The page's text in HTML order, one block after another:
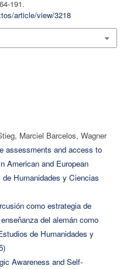
191.
article/view/3218
Marciel Barcelos, Wagner
assessments and access to
American and European
Humanidades y Ciencias
como estrategia de
del alemán como
de Humanidades y
Awareness and Self-